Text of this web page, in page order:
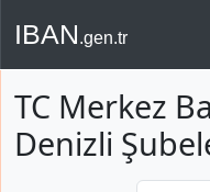
IBAN.gen.tr
TC Merkez
Denizli